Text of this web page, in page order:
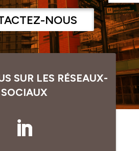
NOUS
SUR LES RÉSEAUX-
SOCIAUX